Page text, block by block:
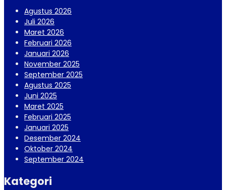
Agustus 2026
Juli 2026
Maret 2026
Februari 2026
Januari 2026
November 2025
September 2025
Agustus 2025
Juni 2025
Maret 2025
Februari 2025
Januari 2025
Desember 2024
Oktober 2024
September 2024
Kategori